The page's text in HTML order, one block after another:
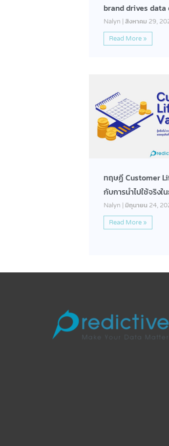
brand drives
Nalyn สิงหาคม 29,
Read More »
ทฤษฏี Customer
กับการนำไปใช้จริงใ
Nalyn มิถุนายน 24,
Read More »